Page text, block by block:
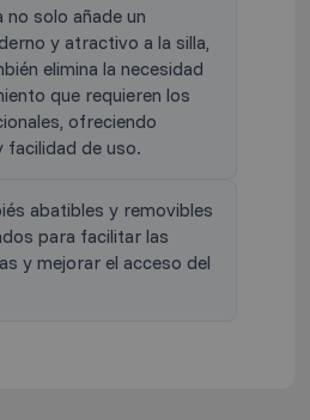
no solo añade un
y atractivo a la silla,
elimina la necesidad
que requieren los
ofreciendo
facilidad de uso.
abatibles y removibles
para facilitar las
y mejorar el acceso del